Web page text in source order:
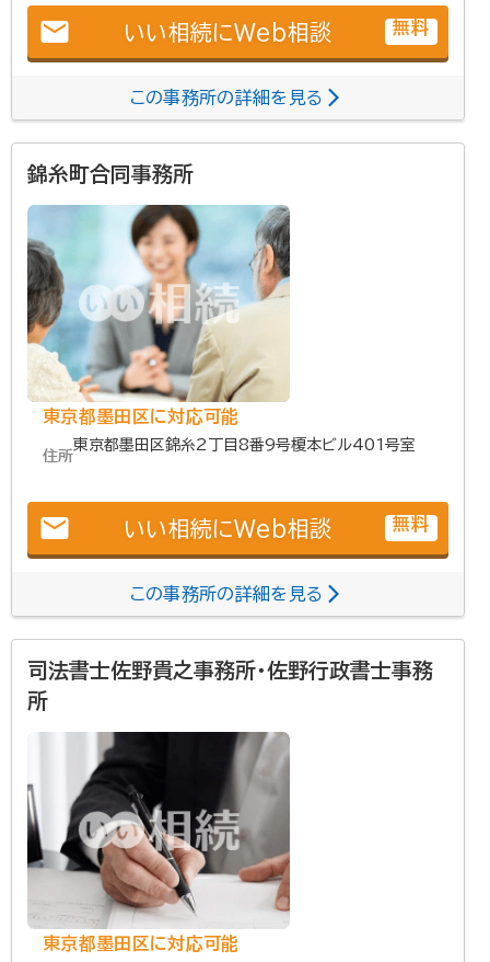
email いい相続にWeb相談 無料
この事務所の詳細を見る
錦糸町合同事務所
東京都墨田区に対応可能
住所
東京都墨田区錦糸2丁目8番9号榎本ビル401号室
email いい相続にWeb相談 無料
この事務所の詳細を見る
司法書士佐野貴之事務所・佐野行政書士事務
所
東京都墨田区に対応可能